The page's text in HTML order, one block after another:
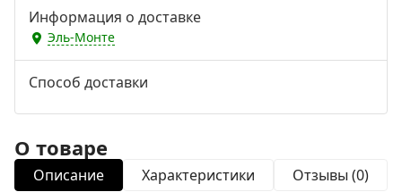
Информация о доставке
Эль-Монте
Способ доставки
О товаре
Описание Характеристики Отзывы (0)